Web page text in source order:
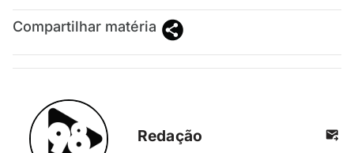
Compartilhar matéria
Redação